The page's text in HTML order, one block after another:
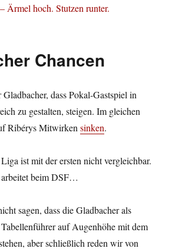
Chancen
dass Pokal-Gastspiel in
zu gestalten, steigen. Im gleichen
Ribérys Mitwirkensinken.
ist mit der ersten nicht vergleichbar.
arbeitet beim DSF…
sagen, dass die Gladbacher als
auf Augenhöhe mit dem
aber schließlich reden wir von